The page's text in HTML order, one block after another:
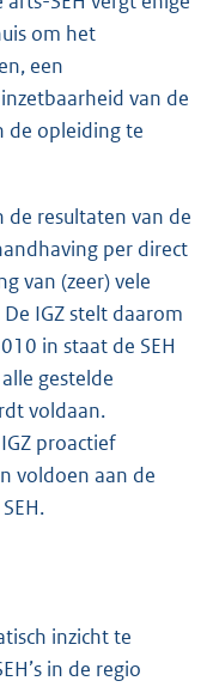
om het
een
van de
de opleiding te
de resultaten van de
per direct
van (zeer) vele
IGZ stelt daarom
in staat de SEH
gestelde
voldaan.
proactief
voldoen aan de
inzicht te
in de regio